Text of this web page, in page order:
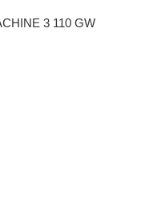
3 110 GW